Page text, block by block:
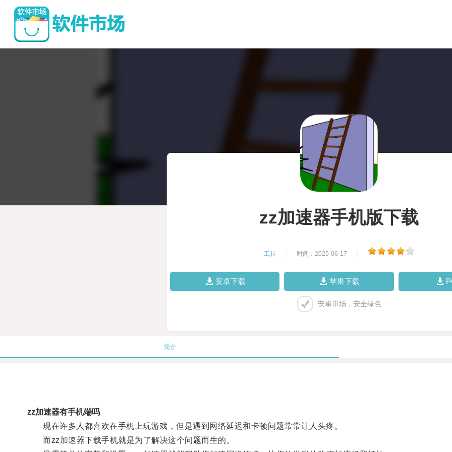
zz加速器手机版下载
工具 时间：2025-06-17
安卓下载 苹果下载
安卓市场，安全绿色
简介
zz加速器有手机端吗
现在许多人都喜欢在手机上玩游戏，但是遇到网络延迟和卡顿问题常常让人头疼。
而zz加速器下载手机就是为了解决这个问题而生的。